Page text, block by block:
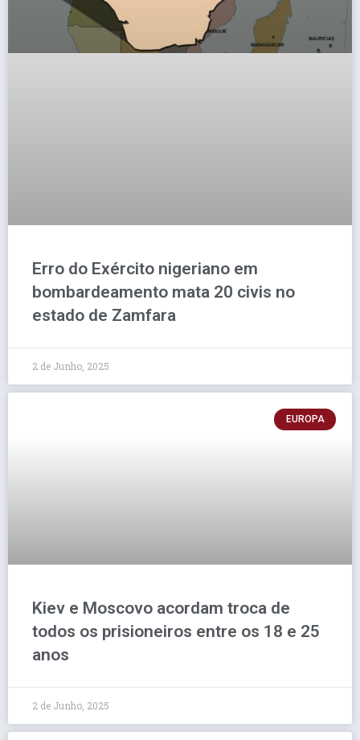
Erro do Exército nigeriano em
bombardeamento mata 20 civis no
estado de Zamfara
2 de Junho, 2025
EUROPA
Kiev e Moscovo acordam troca de
todos os prisioneiros entre os 18 e 25
anos
2 de Junho, 2025